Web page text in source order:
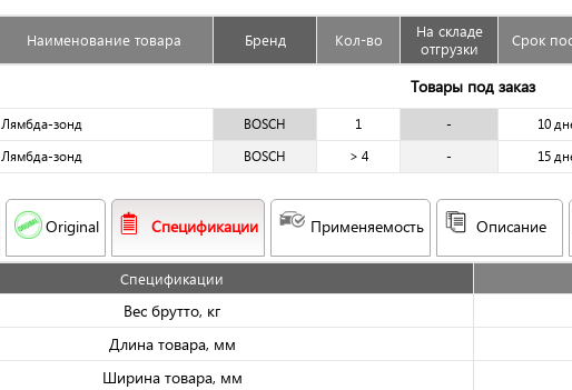
Наименование товара Бренд Кол-во
На складе
отгрузки
Срок
Товары под заказ
Лямбда-зонд BOSCH 1 - 10
Лямбда-зонд BOSCH > 4 - 15
Original Спецификации Применяемость Описание
Спецификации
Вес брутто, кг
Длина товара, мм
Ширина товара, мм